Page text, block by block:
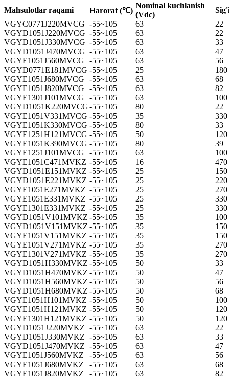
Mahsulotlar raqami Harorat (℃)
Nominal kuchlanish
(Vdc)
VGYC0771J220MVCG -55~105 63
22
VGYD1051J220MVCG -55~105 63
22
VGYD1051J330MVCG -55~105 63
33
VGYD1051J470MVCG -55~105 63
47
VGYE1051J560MVCG
-55~105 63
56
VGYD0771E181MVCG -55~105 25
180
VGYE1051J680MVCG
-55~105 63
68
VGYE1051J820MVCG
-55~105 63
82
VGYE1301J101MVCG
-55~105 63
100
VGYD1051K220MVCG-55~105 80
22
VGYE1051V331MVCG -55~105 35
330
VGYE1051K330MVCG -55~105 80
33
VGYE1251H121MVCG -55~105 50
120
VGYE1051K390MVCG -55~105 80
39
VGYE1251J101MVCG
-55~105 63
100
VGYE1051C471MVKZ -55~105 16
470
VGYD1051E151MVKZ -55~105 25
150
VGYD1051E221MVKZ -55~105 25
220
VGYE1051E271MVKZ -55~105 25
270
VGYE1051E331MVKZ -55~105 25
330
VGYE1301E331MVKZ -55~105 25
330
VGYD1051V101MVKZ -55~105 35
100
VGYD1051V151MVKZ -55~105 35
150
VGYE1051V151MVKZ -55~105 35
150
VGYE1051V271MVKZ -55~105 35
270
VGYE1301V271MVKZ -55~105 35
270
VGYD1051H330MVKZ -55~105 50
33
VGYD1051H470MVKZ -55~105 50
47
VGYD1051H560MVKZ -55~105 50
56
VGYD1051H680MVKZ -55~105 50
68
VGYE1051H101MVKZ -55~105 50
100
VGYE1051H121MVKZ -55~105 50
120
VGYE1301H121MVKZ -55~105 50
120
VGYD1051J220MVKZ -55~105 63
22
VGYD1051J330MVKZ -55~105 63
33
VGYD1051J470MVKZ -55~105 63
47
VGYE1051J560MVKZ
-55~105 63
56
VGYE1051J680MVKZ
-55~105 63
68
VGYE1051J820MVKZ
-55~105 63
82